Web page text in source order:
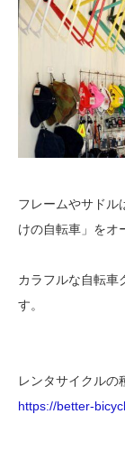
フレームやサドル
けの自転車」をオ
カラフルな自転車
す。
レンタサイクルの
https://better-